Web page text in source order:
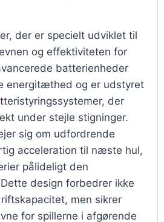
der er specielt udviklet til
og effektiviteten for
batterienheder
energitæthed og er udstyret
der
under stejle stigninger.
sig om udfordrende
acceleration til næste hul,
pålideligt den
design forbedrer ikke
men sikrer
for spillerne i afgørende